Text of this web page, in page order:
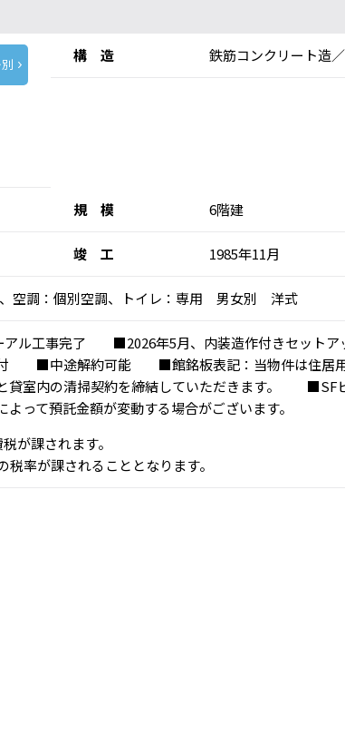
構 造 鉄筋コンクリート造
規 模 6階建
竣 工 1985年11月
、空調：個別空調、トイレ：専用 男女別 洋式
アル工事完了 ■2026年5月、内装造作付きセット
■中途解約可能 ■館銘板表記：当物件は住居用
室内の清掃契約を締結していただきます。 ■SF
って預託金額が変動する場合がございます。
が課されます。
率が課されることとなります。